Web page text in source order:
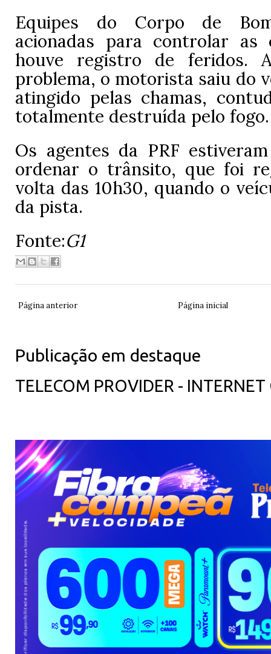
Equipes do Corpo de
acionadas para controlar as
houve registro de feridos.
problema, o motorista saiu do
atingido pelas chamas,
totalmente destruída pelo fogo.
Os agentes da PRF
ordenar o trânsito, que foi
volta das 10h30, quando o
da pista.
Fonte:G1
Página anterior Página inicial
Publicação em destaque
TELECOM PROVIDER -